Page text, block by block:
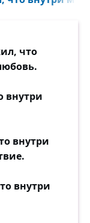
что
внутри
внутри
внутри